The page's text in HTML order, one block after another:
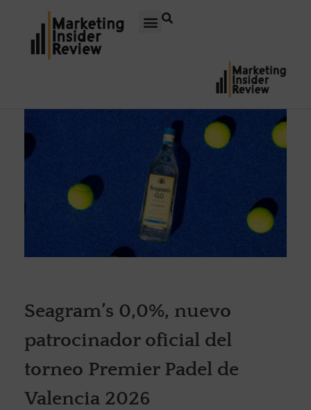
Seagram’s 0,0%, nuevo
patrocinador oficial del
torneo Premier Padel de
Valencia 2026